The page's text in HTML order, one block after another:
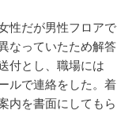
性だが男性フロアで
なっていたため解答
付とし、職場には
ルで連絡をした。着
内を書面にしてもら